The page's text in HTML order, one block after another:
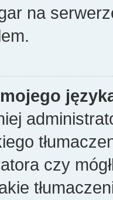
na
czy